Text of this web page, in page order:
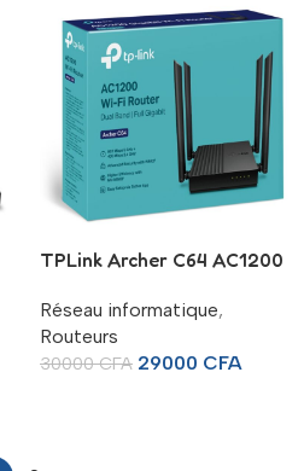
TPLink Archer C64 AC1200
Router
Réseau informatique,
Routeurs
30000CFA 29000 CFA